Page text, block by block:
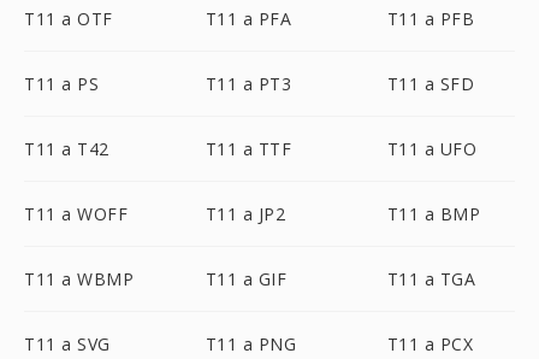
T11 a OTF T11 a PFA T11 a PFB
T11 a PS T11 a PT3 T11 a SFD
T11 a T42 T11 a TTF T11 a UFO
T11 a WOFF T11 a JP2 T11 a BMP
T11 a WBMP T11 a GIF T11 a TGA
T11 a SVG T11 a PNG T11 a PCX